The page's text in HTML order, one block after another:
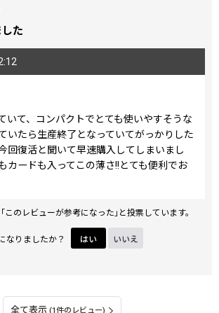
た
いて、コンパクトでとても使いやすそうな
いたら生産終了となっていてがっかりした
回復活と聞いて早速購入してしまいまし
カードも入ってこの薄さ!!とても便利でお
このレビューが参考になった｣と投票しています。
なりましたか？ はい いいえ
全て表示 (1件のレビュー)